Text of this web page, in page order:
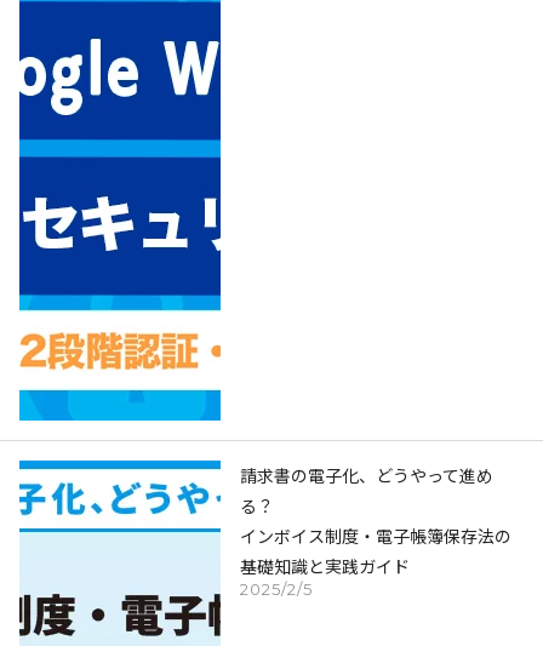
2025/2/5
請求書の電子化、どうやって進め
る？
インボイス制度・電子帳簿保存法の
基礎知識と実践ガイド